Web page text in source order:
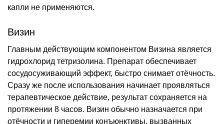
капли не применяются.
Визин
Главным действующим компонентом Визина является
гидрохлорид тетризолина. Препарат обеспечивает
сосудосуживающий эффект, быстро снимает отёчность.
Сразу же после использования начинает проявляться
терапевтическое действие, результат сохраняется на
протяжении 8 часов. Визин обычно назначается при
отёчности и гиперемии конъюнктивы, вызванных